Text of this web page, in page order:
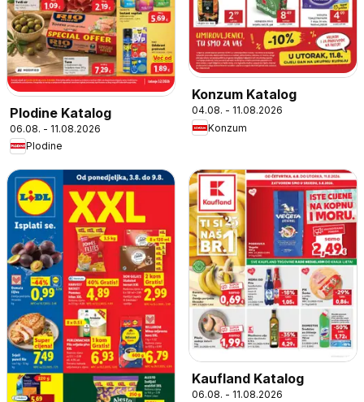
Plodine Katalog
06.08. - 11.08.2026
Plodine
Konzum Katalog
04.08. - 11.08.2026
Konzum
Kaufland Katalog
06.08. - 11.08.2026